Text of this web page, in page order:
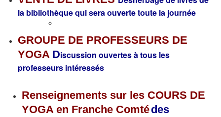
la bibliothèque qui sera ouverte toute la journée
GROUPE DE PROFESSEURS DE
YOGA Discussion ouvertes à tous les
professeurs intéressés
Renseignements sur les COURS DE
YOGA en Franche Comtédes